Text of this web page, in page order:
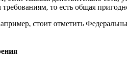
то есть общая
стоит отметить